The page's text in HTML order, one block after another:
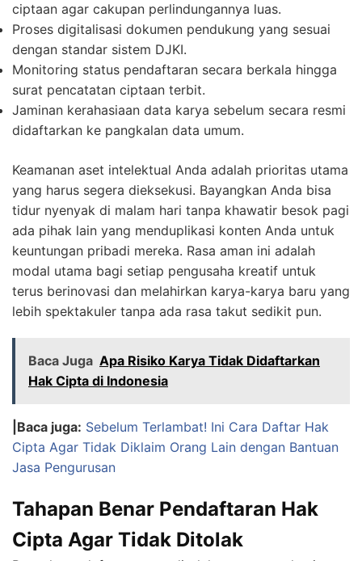
ciptaan agar cakupan perlindungannya luas.
Proses digitalisasi dokumen pendukung yang sesuai
dengan standar sistem DJKI.
Monitoring status pendaftaran secara berkala hingga
surat pencatatan ciptaan terbit.
Jaminan kerahasiaan data karya sebelum secara resmi
didaftarkan ke pangkalan data umum.
Keamanan aset intelektual Anda adalah prioritas utama
yang harus segera dieksekusi. Bayangkan Anda bisa
tidur nyenyak di malam hari tanpa khawatir besok pagi
ada pihak lain yang menduplikasi konten Anda untuk
keuntungan pribadi mereka. Rasa aman ini adalah
modal utama bagi setiap pengusaha kreatif untuk
terus berinovasi dan melahirkan karya-karya baru yang
lebih spektakuler tanpa ada rasa takut sedikit pun.
Baca Juga Apa Risiko Karya Tidak Didaftarkan
Hak Cipta di Indonesia
|Baca juga: Sebelum Terlambat! Ini Cara Daftar Hak
Cipta Agar Tidak Diklaim Orang Lain dengan Bantuan
Jasa Pengurusan
Tahapan Benar Pendaftaran Hak
Cipta Agar Tidak Ditolak